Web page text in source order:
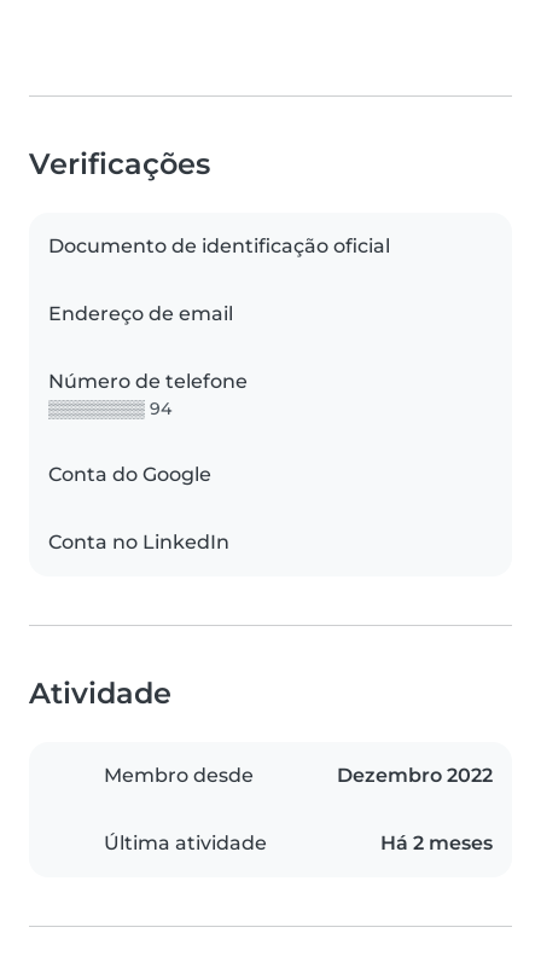
Verificações
Documento de identificação oficial
Endereço de email
Número de telefone
▒▒▒▒▒▒▒▒ 94
Conta do Google
Conta no LinkedIn
Atividade
Membro desde Dezembro 2022
Última atividade Há 2 meses